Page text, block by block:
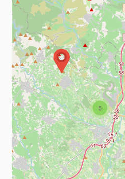
En savoir plus
5